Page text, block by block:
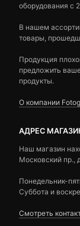
оборудования с
В нашем
товары,
Продукция
предложить
продукты.
О компании
АДРЕС
Наш магазин
Московский пр.,
Понедельник-
Суббота и
Смотреть